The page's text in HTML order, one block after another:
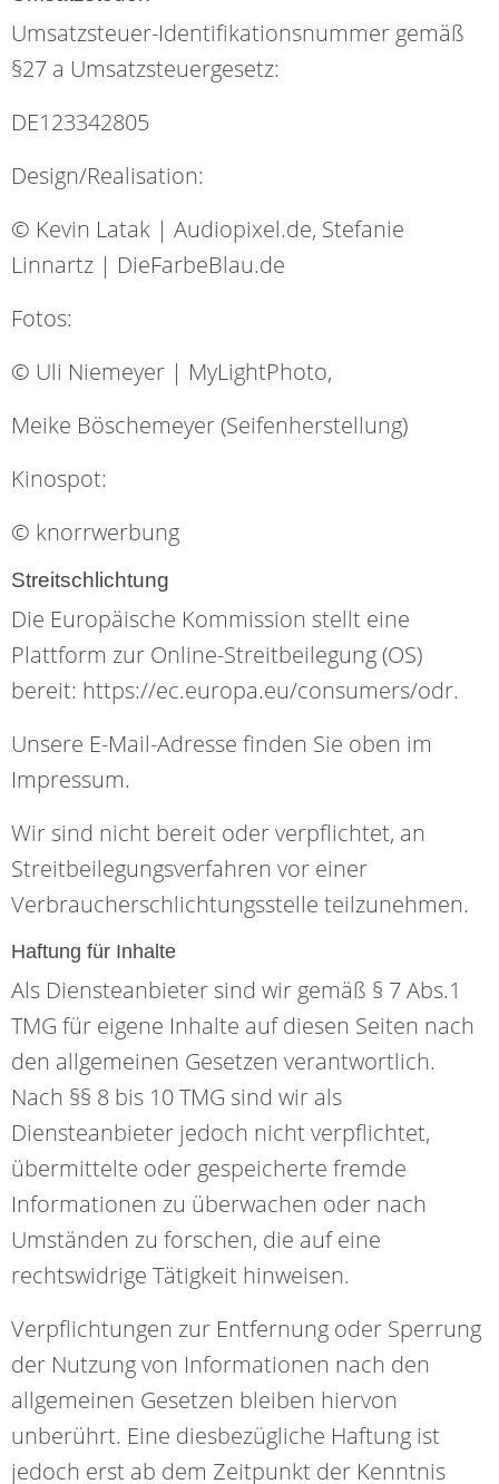
Umsatzsteuer-Identifikationsnummer gemäß
§27 a Umsatzsteuergesetz:
DE123342805
Design/Realisation:
© Kevin Latak | Audiopixel.de, Stefanie
Linnartz | DieFarbeBlau.de
Fotos:
© Uli Niemeyer | MyLightPhoto,
Meike Böschemeyer (Seifenherstellung)
Kinospot:
© knorrwerbung
Streitschlichtung
Die Europäische Kommission stellt eine
Plattform zur Online-Streitbeilegung (OS)
bereit: https://ec.europa.eu/consumers/odr.
Unsere E-Mail-Adresse finden Sie oben im
Impressum.
Wir sind nicht bereit oder verpflichtet, an
Streitbeilegungsverfahren vor einer
Verbraucherschlichtungsstelle teilzunehmen.
Haftung für Inhalte
Als Diensteanbieter sind wir gemäß § 7 Abs.1
TMG für eigene Inhalte auf diesen Seiten nach
den allgemeinen Gesetzen verantwortlich.
Nach §§ 8 bis 10 TMG sind wir als
Diensteanbieter jedoch nicht verpflichtet,
übermittelte oder gespeicherte fremde
Informationen zu überwachen oder nach
Umständen zu forschen, die auf eine
rechtswidrige Tätigkeit hinweisen.
Verpflichtungen zur Entfernung oder Sperrung
der Nutzung von Informationen nach den
allgemeinen Gesetzen bleiben hiervon
unberührt. Eine diesbezügliche Haftung ist
jedoch erst ab dem Zeitpunkt der Kenntnis